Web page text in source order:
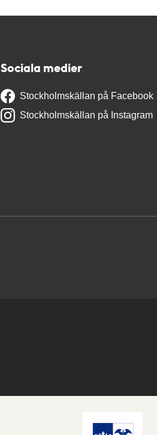
Sociala medier
Stockholmskällan på Facebook
Stockholmskällan på Instagram